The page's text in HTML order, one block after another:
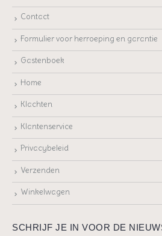
Contact
Formulier voor herroeping en garantie
Gastenboek
Home
Klachten
Klantenservice
Privacybeleid
Verzenden
Winkelwagen
SCHRIJF JE IN VOOR DE